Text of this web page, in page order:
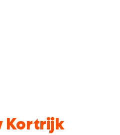
Kortrijk